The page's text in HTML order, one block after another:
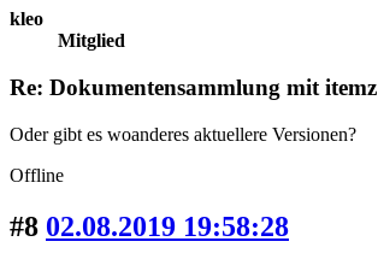
kleo
Mitglied
Re: Dokumentensammlung mit itemz
Oder gibt es woanderes aktuellere Versionen?
Offline
#8 02.08.2019 19:58:28